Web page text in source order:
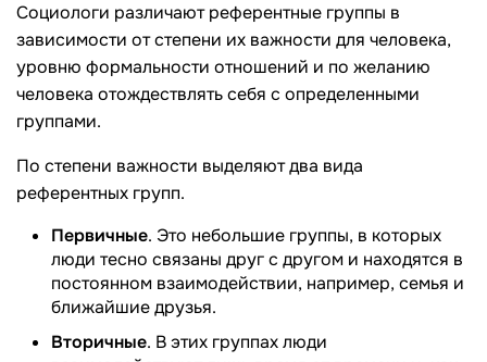
Социологи различают референтные группы в
зависимости от степени их важности для человека,
уровню формальности отношений и по желанию
человека отождествлять себя с определенными
группами.
По степени важности выделяют два вида
референтных групп.
Первичные. Это небольшие группы, в которых
люди тесно связаны друг с другом и находятся в
постоянном взаимодействии, например, семья и
ближайшие друзья.
Вторичные. В этих группах люди